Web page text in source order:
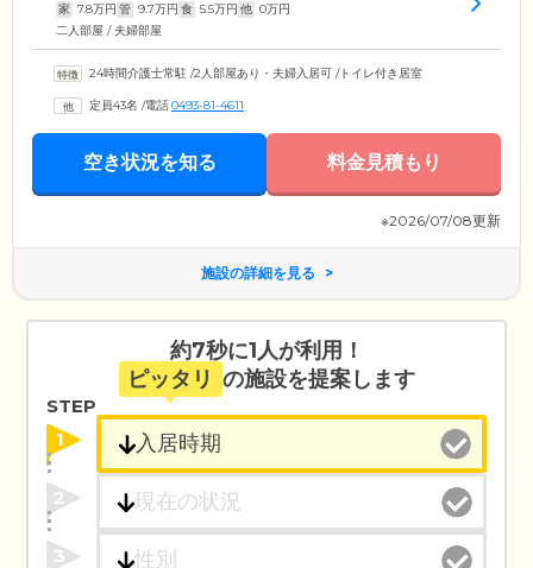
家 7.8万円 管 9.7万円 食 5.5万円 他 0万円
二人部屋 / 夫婦部屋
24時間介護士常駐 /2人部屋あり・夫婦入居可 /トイレ付き居室
定員43名 /電話0493-81-4611
空き状況を知る 料金見積もり
※2026/07/08更新
施設の詳細を見る
約7秒に1人が利用！
ピッタリ の施設を提案します
STEP
1
2
3